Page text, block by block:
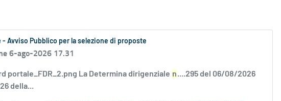
- Avviso Pubblico per la selezione di proposte
6-ago-2026 17.31
portale_FDR_2.png La Determina dirigenziale n....295 del 06/08/2026
della...